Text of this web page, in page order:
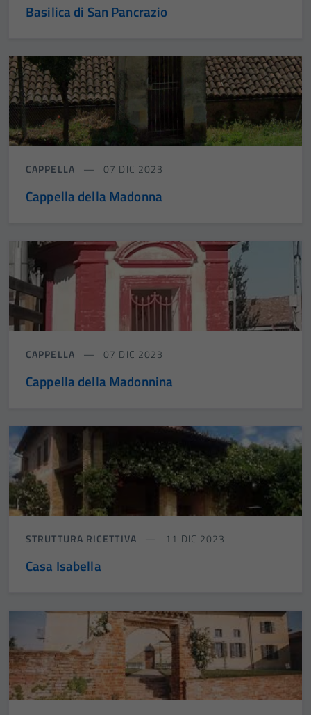
Basilica di San Pancrazio
CAPPELLA 07 DIC 2023
Cappella della Madonna
CAPPELLA 07 DIC 2023
Cappella della Madonnina
STRUTTURA RICETTIVA 11 DIC 2023
Casa Isabella